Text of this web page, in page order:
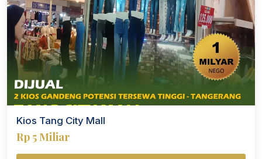
Kios Tang City Mall
Rp 5 Miliar